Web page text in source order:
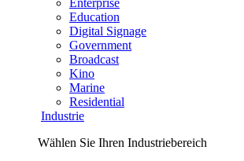
Education
Digital Signage
Government
Broadcast
Kino
Marine
Residential
Industrie
Wählen Sie Ihren Industriebereich